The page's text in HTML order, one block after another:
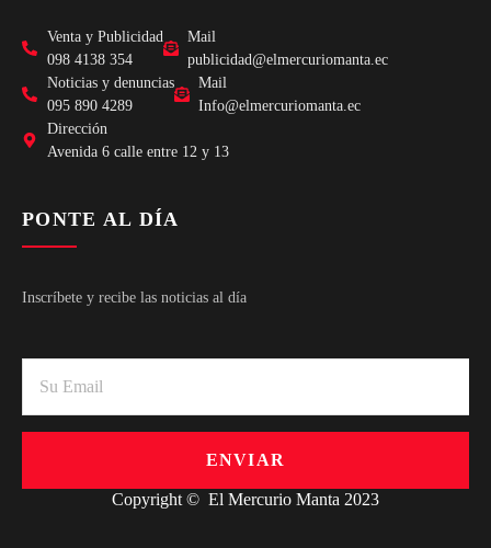
Venta y Publicidad
098 4138 354
Mail
publicidad@elmercuriomanta.ec
Noticias y denuncias
095 890 4289
Mail
Info@elmercuriomanta.ec
Dirección
Avenida 6 calle entre 12 y 13
PONTE AL DÍA
Inscríbete y recibe las noticias al día
ENVIAR
Copyright © El Mercurio Manta 2023